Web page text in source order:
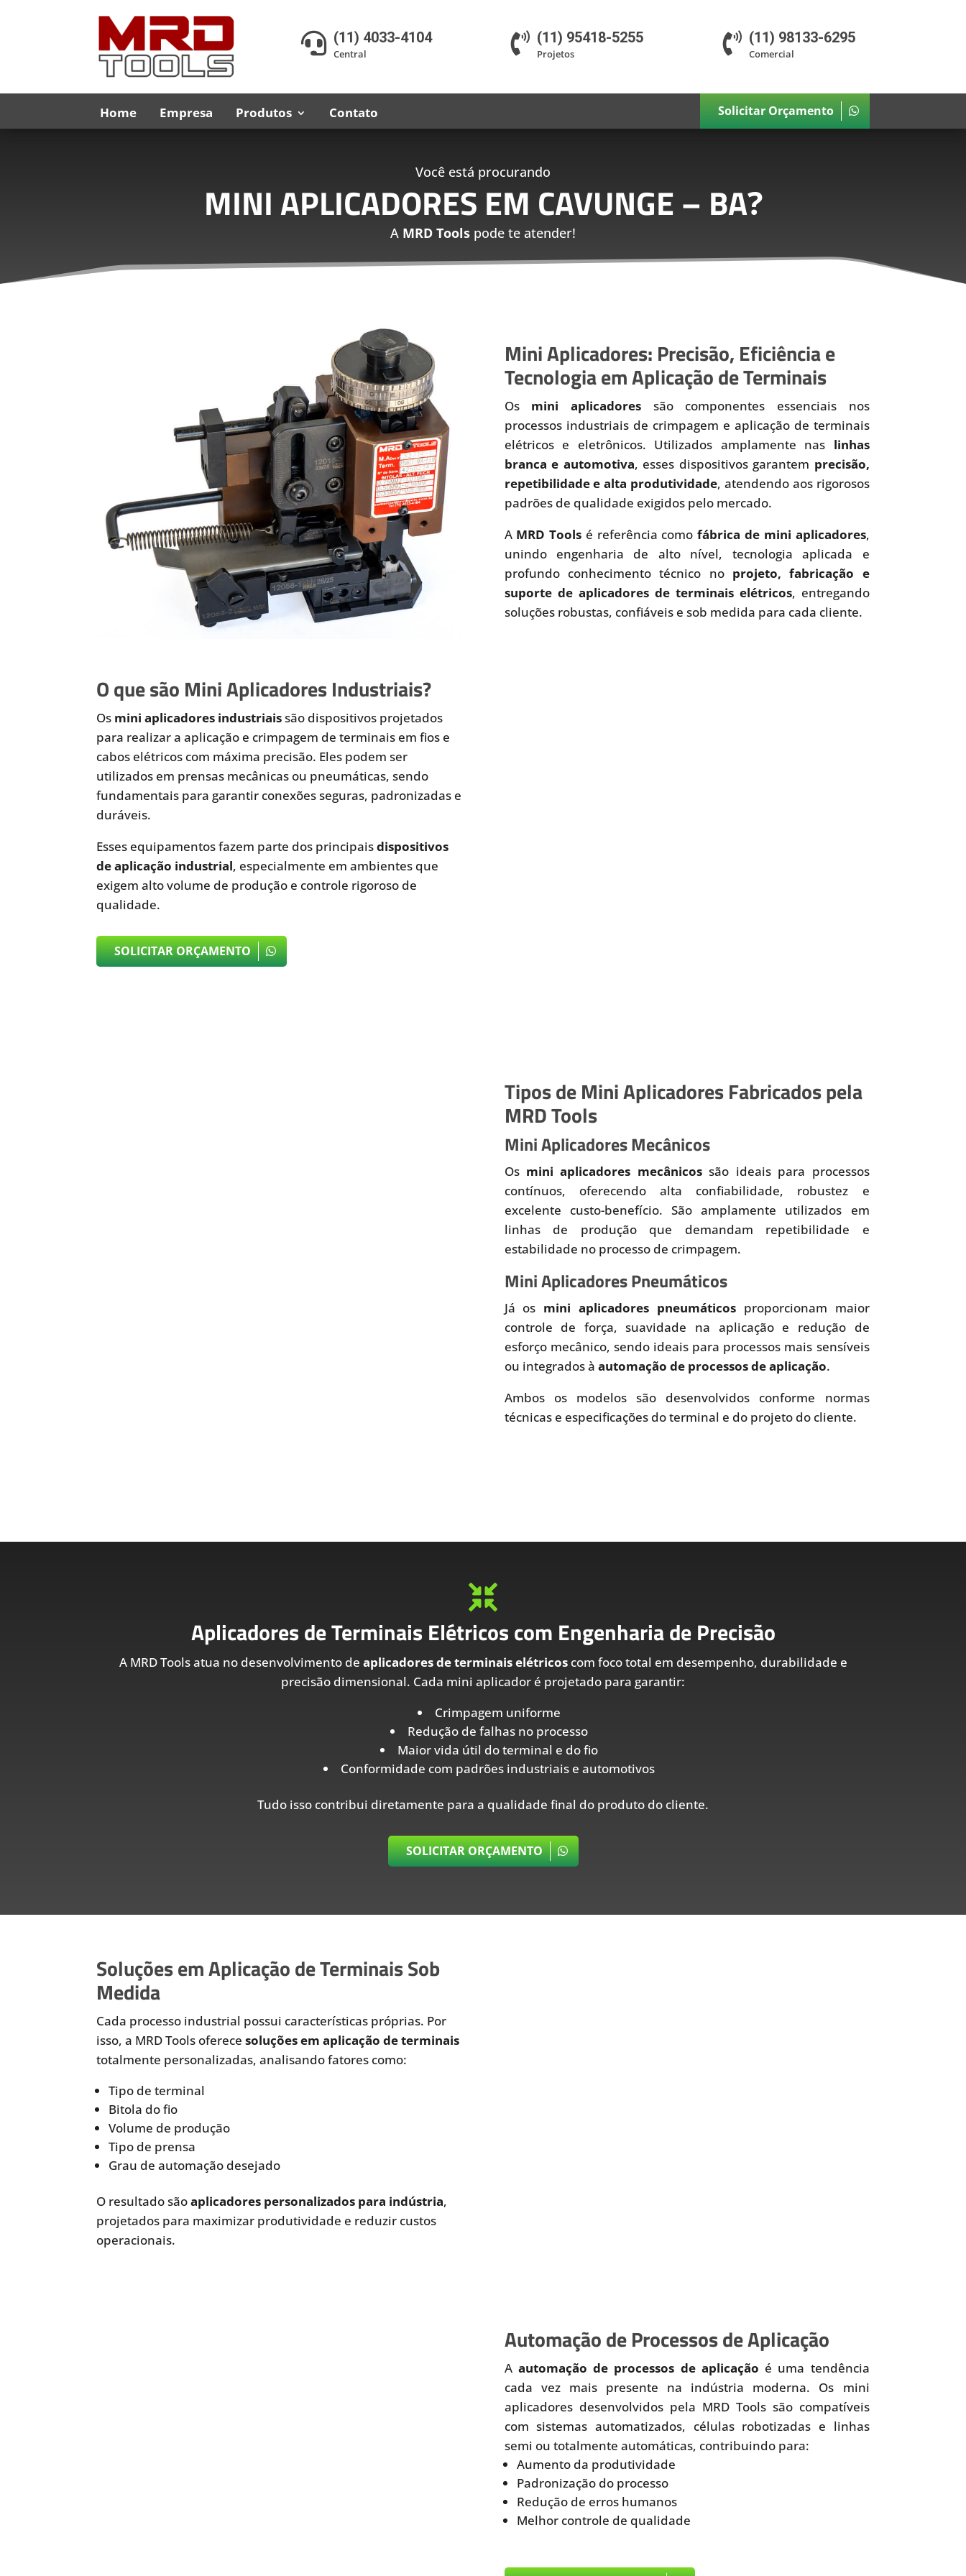
 (11) 4033-4104
Central  (11) 95418-5255
Projetos  (11) 98133-6295
Comercial
Home Empresa Produtos Contato Solicitar Orçamento
Você está procurando
MINI APLICADORES EM CAVUNGE – BA?
A MRD Tools pode te atender!
Mini Aplicadores: Precisão, Eficiência e
Tecnologia em Aplicação de Terminais
Os mini aplicadoressão componentes essenciais nos
processos industriais de crimpagem e aplicação de terminais
elétricos e eletrônicos. Utilizados amplamente nas linhas
branca e automotiva, esses dispositivos garantem precisão,
repetibilidade e alta produtividade, atendendo aos rigorosos
padrões de qualidade exigidos pelo mercado.
A MRD Tools é referência comofábrica de mini aplicadores,
unindo engenharia de alto nível, tecnologia aplicada e
profundo conhecimento técnico no projeto, fabricação e
suporte de aplicadores de terminais elétricos, entregando
soluções robustas, confiáveis e sob medida para cada cliente.
O que são Mini Aplicadores Industriais?
Os mini aplicadores industriaissão dispositivos projetados
para realizar a aplicação e crimpagem de terminais em fios e
cabos elétricos com máxima precisão. Eles podem ser
utilizados em prensas mecânicas ou pneumáticas, sendo
fundamentais para garantir conexões seguras, padronizadas e
duráveis.
Esses equipamentos fazem parte dos principaisdispositivos
de aplicação industrial, especialmente em ambientes que
exigem alto volume de produção e controle rigoroso de
qualidade.
SOLICITAR ORÇAMENTO
Tipos de Mini Aplicadores Fabricados pela
MRD Tools
Mini Aplicadores Mecânicos
Os mini aplicadores mecânicossão ideais para processos
contínuos, oferecendo alta confiabilidade, robustez e
excelente custo-benefício. São amplamente utilizados em
linhas de produção que demandam repetibilidade e
estabilidade no processo de crimpagem.
Mini Aplicadores Pneumáticos
Já os mini aplicadores pneumáticosproporcionam maior
controle de força, suavidade na aplicação e redução de
esforço mecânico, sendo ideais para processos mais sensíveis
ou integrados à automação de processos de aplicação.
Ambos os modelos são desenvolvidos conforme normas
técnicas e especificações do terminal e do projeto do cliente.

Aplicadores de Terminais Elétricos com Engenharia de Precisão
A MRD Tools atua no desenvolvimento de aplicadores de terminais elétricoscom foco total em desempenho, durabilidade e
precisão dimensional. Cada mini aplicador é projetado para garantir:
Crimpagem uniforme
Redução de falhas no processo
Maior vida útil do terminal e do fio
Conformidade com padrões industriais e automotivos
Tudo isso contribui diretamente para a qualidade final do produto do cliente.
SOLICITAR ORÇAMENTO
Soluções em Aplicação de Terminais Sob
Medida
Cada processo industrial possui características próprias. Por
isso, a MRD Tools oferecesoluções em aplicação de terminais
totalmente personalizadas, analisando fatores como:
Tipo de terminal
Bitola do fio
Volume de produção
Tipo de prensa
Grau de automação desejado
O resultado sãoaplicadores personalizados para indústria,
projetados para maximizar produtividade e reduzir custos
operacionais.
Automação de Processos de Aplicação
A automação de processos de aplicação é uma tendência
cada vez mais presente na indústria moderna. Os mini
aplicadores desenvolvidos pela MRD Tools são compatíveis
com sistemas automatizados, células robotizadas e linhas
semi ou totalmente automáticas, contribuindo para:
Aumento da produtividade
Padronização do processo
Redução de erros humanos
Melhor controle de qualidade